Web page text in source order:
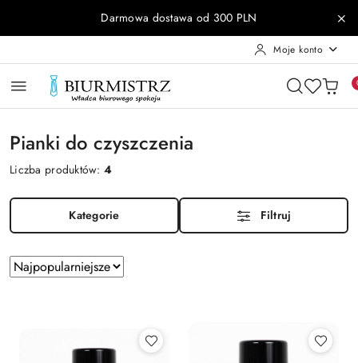
Przejdź do treści głównej
Przejdź do wyszukiwarki
Przejdź do moje konto
Przejdź do menu głównego
Przejdź do stopkiDarmowa dostawa od 300 PLN
Moje konto
Pianki do czyszczenia
Liczba produktów:4
Kategorie Filtruj
Zastosowano
sortowanie:
Sortuj
według